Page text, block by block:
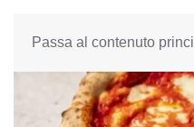
Passa al contenuto